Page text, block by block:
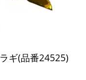
ギ(品番24525)